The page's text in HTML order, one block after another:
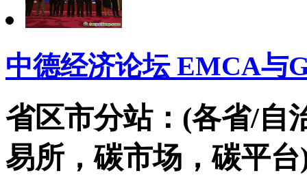
中德经济论坛 EMCA与
省区市分站：(各省/自
易所，碳市场，碳平台